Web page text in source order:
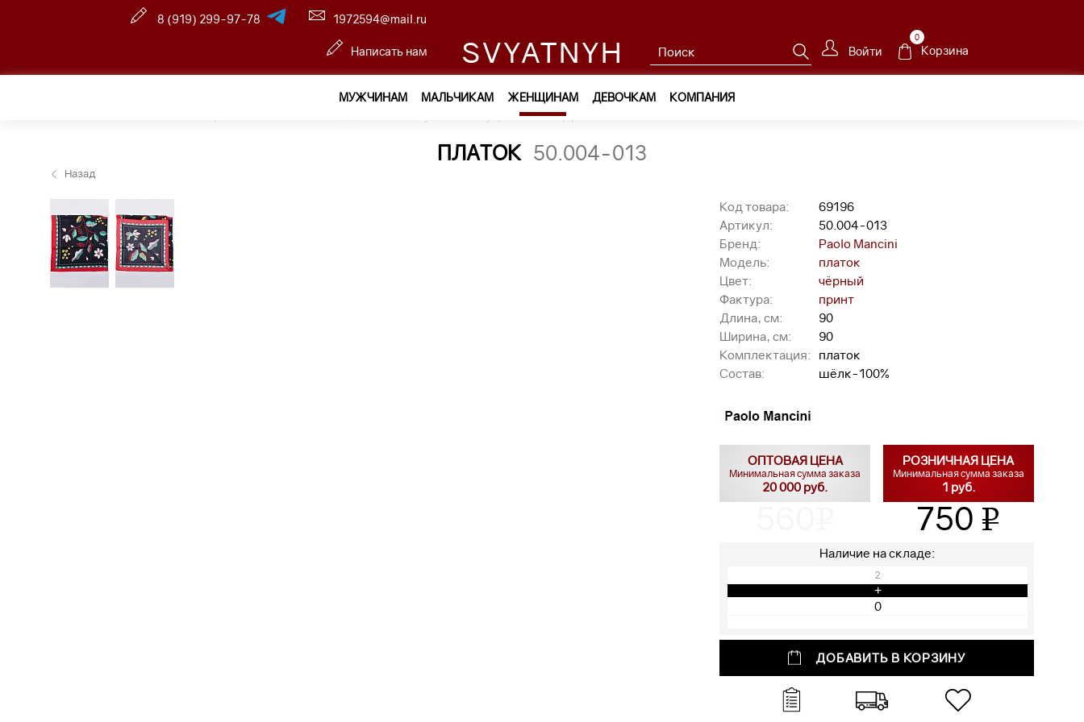
8 (919) 299-97-78 1972594@mail.ru
Написать нам SVYATNYH Войти
0
Корзина
МУЖЧИНАМ МАЛЬЧИКАМ ЖЕНЩИНАМ ДЕВОЧКАМ КОМПАНИЯ
— Шарфы и платки
ПЛАТОК 50.004-013
Назад
Код товара:
69196
Артикул:
50.004-013
Бренд:
Paolo Mancini
Модель:
платок
Цвет:
чёрный
Фактура:
принт
Длина, см:
90
Ширина, см:
90
Комплектация:
платок
Состав:
шёлк-100%
ОПТОВАЯ ЦЕНА
Минимальная сумма заказа
20 000 руб.
РОЗНИЧНАЯ ЦЕНА
Минимальная сумма заказа
1 руб.
750 v
Наличие на складе:
2
+
ДОБАВИТЬ В КОРЗИНУ